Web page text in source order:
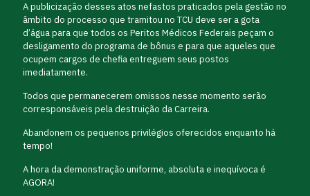
A publicização desses atos nefastos praticados pela gestão no
âmbito do processo que tramitou no TCU deve ser a gota
d’água para que todos os Peritos Médicos Federais peçam o
desligamento do programa de bônus e para que aqueles que
ocupem cargos de chefia entreguem seus postos
imediatamente.
Todos que permanecerem omissos nesse momento serão
corresponsáveis pela destruição da Carreira.
Abandonem os pequenos privilégios oferecidos enquanto há
tempo!
A hora da demonstração uniforme, absoluta e inequívoca é
AGORA!